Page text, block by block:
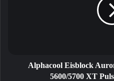
Alphacool Eisblock
5600/5700 XT